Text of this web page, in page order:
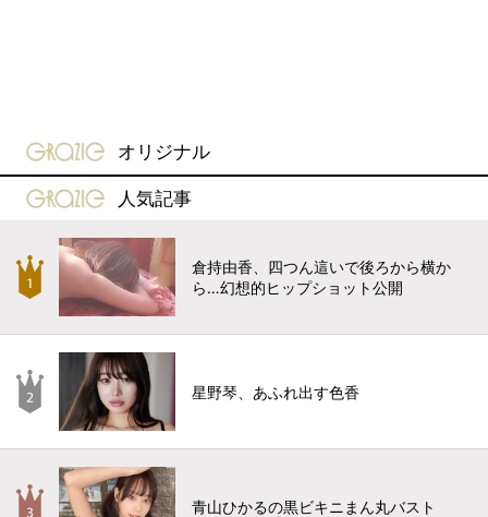
gravure-grazie
オリジナル
gravure-grazie
人気記事
倉持由香、四つん這いで後ろから横か
ら…幻想的ヒップショット公開
星野琴、あふれ出す色香
青山ひかるの黒ビキニまん丸バスト